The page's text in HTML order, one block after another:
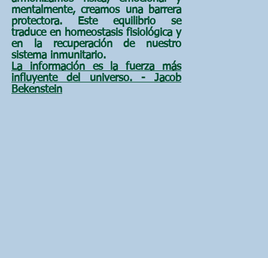
mentalmente, creamos una barrera
protectora. Este equilibrio se
traduce en homeostasis fisiológica y
en la recuperación de nuestro
sistema inmunitario.
La información es la fuerza más
influyente del universo. - Jacob
Bekenstein